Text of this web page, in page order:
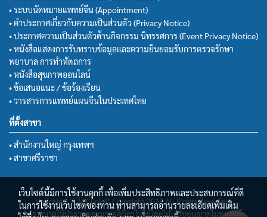
• ระบบนัดหมายแพทย์จีน (Appointment)
• คำประกาศเกี่ยวกับความเป็นส่วนตัว (Privacy Notice)
• ประกาศความเป็นส่วนตัวด้านกิจกรรม นิทรรศการ (Event Privacy Notice)
• หนังสือแสดงการรับทราบข้อมูลและความยินยอมรับการตรวจรักษา
พยาบาล การทำหัตถการ
• หนังสือสุขภาพออนไลน์
• ข้อเสนอแนะ / ข้อร้องเรียน
• วารสารการแพทย์แผนจีนในประเทศไทย
ที่ตั้งสาขา
• สำนักงานใหญ่ กรุงเทพฯ
• สาขาศรีราชา
Huachiew TCM Clinic© Copyright 2018 All Rights Reserved.
ไม่อนุญาตให้นำภาพของทางคลินิกฯไปใช้โดยไม่ได้รับอนุญาตในทุกกรณี
เว็บไซต์นี้มีการใช้งานคุกกี้ เพื่อเพิ่มประสิทธิภาพและประสบการณ์ที่ดี
ในการใช้งานเว็บไซต์ของท่าน ท่านสามารถอ่านรายละเอียดเพิ่มเติม